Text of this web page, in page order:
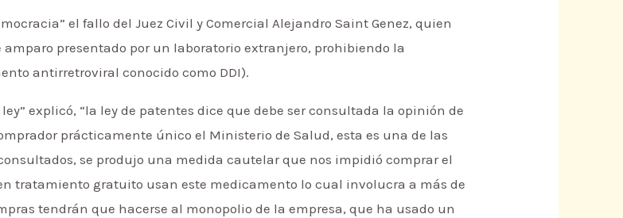
el fallo del Juez Civil y Comercial Alejandro Saint Genez, quien
presentado por un laboratorio extranjero, prohibiendo la
antirretroviral conocido como DDI).
explicó, “la ley de patentes dice que debe ser consultada la opinión de
prácticamente único el Ministerio de Salud, esta es una de las
se produjo una medida cautelar que nos impidió comprar el
tratamiento gratuito usan este medicamento lo cual involucra a más de
tendrán que hacerse al monopolio de la empresa, que ha usado un